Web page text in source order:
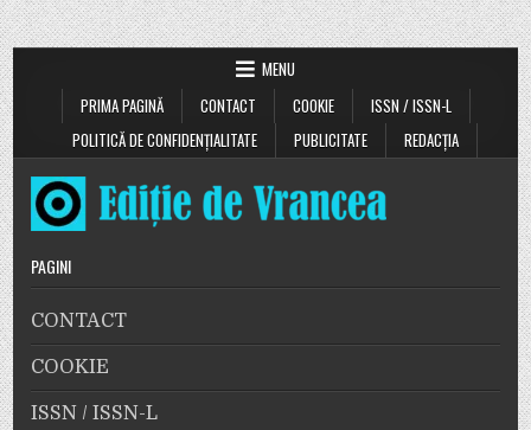
MENU
PRIMA PAGINĂ
CONTACT COOKIE
ISSN / ISSN-L
POLITICĂ DE CONFIDENȚIALITATE
PUBLICITATE REDACȚIA
PAGINI
CONTACT
COOKIE
ISSN / ISSN-L